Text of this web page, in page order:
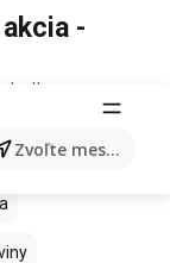
Zvoľte mesto
-